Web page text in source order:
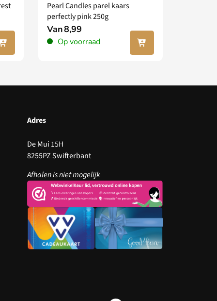
Pearl Candles parel kaars
perfectly pink 250g
Van8,99
Op voorraad
In jouw
winkel
Adres
De Mui 15H
8255PZ Swifterbant
Afhalen is niet mogelijk